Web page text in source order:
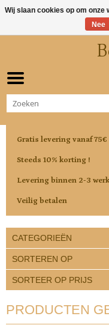
Gratis levering vanaf 75€
Steeds 10% korting !
Levering binnen 2-3
Veilig betalen
CATEGORIEËN
SORTEREN OP
SORTEER OP PRIJS
PRODUCTEN
Wij slaan cookies op om
Nee